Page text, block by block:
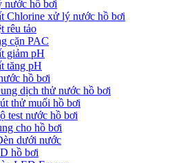
nước hồ bơi
Chlorine xử lý nước hồ bơi
rêu tảo
cặn PAC
giảm pH
tăng pH
hồ bơi
dịch thử nước hồ bơi
thử muối hồ bơi
test nước hồ bơi
cho hồ bơi
dưới nước
hồ bơi